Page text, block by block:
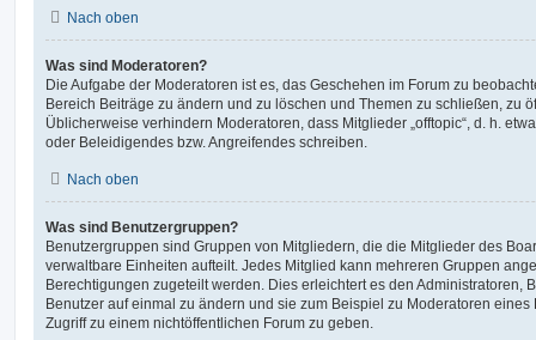
Nach oben
Was sind Moderatoren?
Die Aufgabe der Moderatoren ist es, das Geschehen im Forum zu
Bereich Beiträge zu ändern und zu löschen und Themen zu schließen, zu
Üblicherweise verhindern Moderatoren, dass Mitglieder „offtopic“, d. h.
oder Beleidigendes bzw. Angreifendes schreiben.
Nach oben
Was sind Benutzergruppen?
Benutzergruppen sind Gruppen von Mitgliedern, die die Mitglieder des
verwaltbare Einheiten aufteilt. Jedes Mitglied kann mehreren Gruppen
Berechtigungen zugeteilt werden. Dies erleichtert es den Administratoren,
Benutzer auf einmal zu ändern und sie zum Beispiel zu Moderatoren
Zugriff zu einem nichtöffentlichen Forum zu geben.